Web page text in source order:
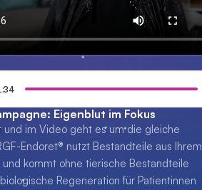
Eigenblut im Fokus
und im Video geht es um die gleiche
Endoret® nutzt Bestandteile aus Ihrem
kommt ohne tierische Bestandteile
Regeneration für Patientinnen